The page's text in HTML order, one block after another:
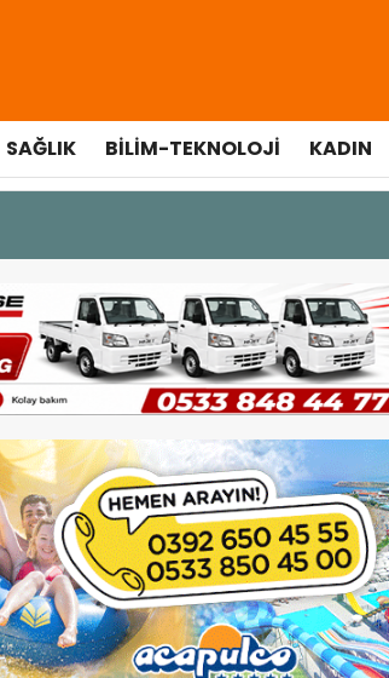
SAĞLIK BILIM-TEKNOLOJI KADIN